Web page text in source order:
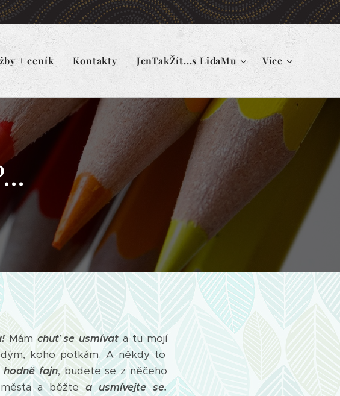
+ ceník Kontakty JenTakŽít...s LidaMu Více
Mám chuť se usmívata tu mojí
koho potkám. A někdy to
fajn, budete se z něčeho
a běžtea usmívejte se.